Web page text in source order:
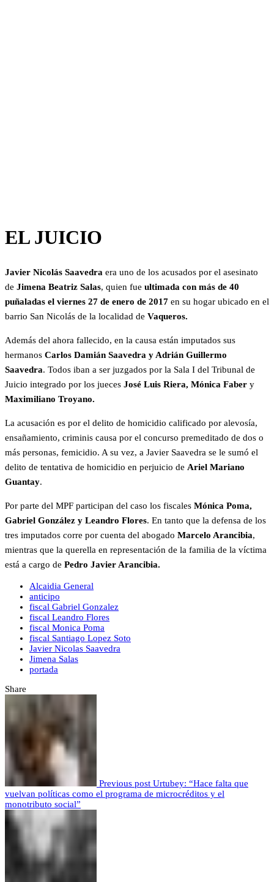
EL JUICIO
Javier Nicolás Saavedra era uno de los acusados por el asesinato
de Jimena Beatriz Salas, quien fue ultimada con más de 40
puñaladas el viernes 27 de enero de 2017 en su hogar ubicado en el
barrio San Nicolás de la localidad de Vaqueros.
Además del ahora fallecido, en la causa están imputados sus
hermanos Carlos Damián Saavedra y Adrián Guillermo
Saavedra. Todos iban a ser juzgados por la Sala I del Tribunal de
Juicio integrado por los jueces José Luis Riera, Mónica Faber y
Maximiliano Troyano.
La acusación es por el delito de homicidio calificado por alevosía,
ensañamiento, criminis causa por el concurso premeditado de dos o
más personas, femicidio. A su vez, a Javier Saavedra se le sumó el
delito de tentativa de homicidio en perjuicio de Ariel Mariano
Guantay.
Por parte del MPF participan del caso los fiscales Mónica Poma,
Gabriel González y Leandro Flores. En tanto que la defensa de los
tres imputados corre por cuenta del abogado Marcelo Arancibia,
mientras que la querella en representación de la familia de la víctima
está a cargo de Pedro Javier Arancibia.
Alcaidia General
anticipo
fiscal Gabriel Gonzalez
fiscal Leandro Flores
fiscal Monica Poma
fiscal Santiago Lopez Soto
Javier Nicolas Saavedra
Jimena Salas
portada
Share
Previous post Urtubey: “Hace falta que
vuelvan políticas como el programa de microcréditos y el
monotributo social”